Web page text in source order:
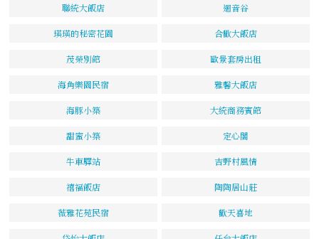
聯統大飯店 迴音谷
瑛瑛的秘密花園 合歡大飯店
茂榮別館 歐景套房出租
海角樂園民宿 雅馨大飯店
海豚小築 大統商務賓館
甜蜜小築 定心閣
牛車驛站 吉野村風情
禧福飯店 陶陶居山莊
薇雅花苑民宿 歡天喜地